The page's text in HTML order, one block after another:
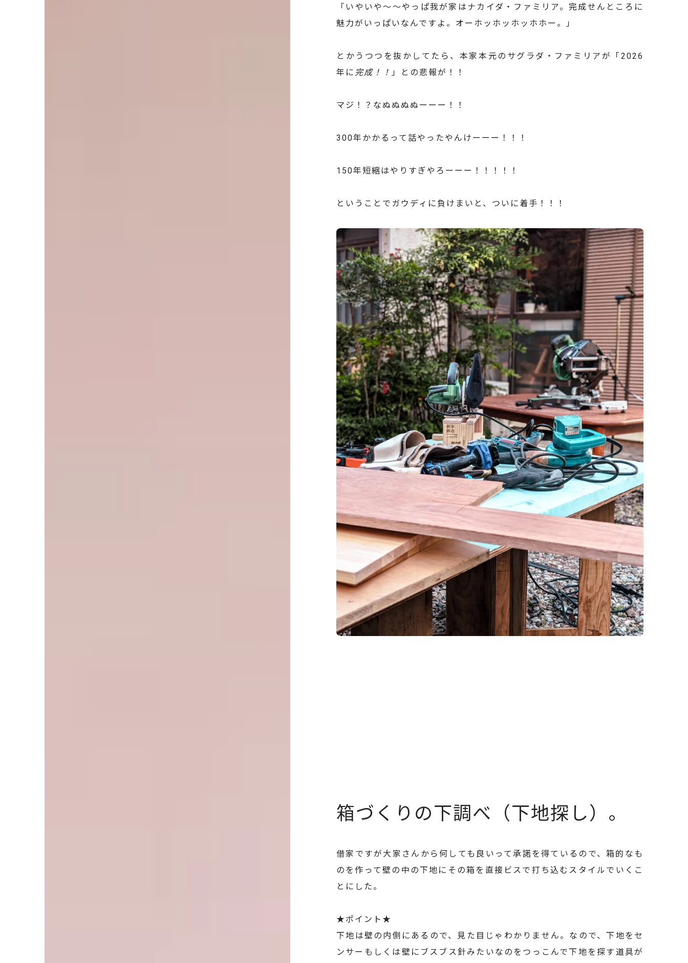
「いやいや～～やっぱ我が家はナカイダ・ファミリア。完成せんところに
魅力がいっぱいなんですよ。オーホッホッホッホホー。」
とかうつつを抜かしてたら、本家本元のサグラダ・ファミリアが「2026
年に 完成！！ 」との悲報が！！
マジ！？なぬぬぬぬーーー！！
300年かかるって話やったやんけーーー！！！
150年短縮はやりすぎやろーーー！！！！！
ということでガウディに負けまいと、ついに着手！！！
箱づくりの下調べ（下地探し）。
借家ですが大家さんから何しても良いって承諾を得ているので、箱的なも
のを作って壁の中の下地にその箱を直接ビスで打ち込むスタイルでいくこ
とにした。
★ポイント★
下地は壁の内側にあるので、見た目じゃわかりません。なので、下地をセ
ンサーもしくは壁にブスブス針みたいなのをつっこんで下地を探す道具が